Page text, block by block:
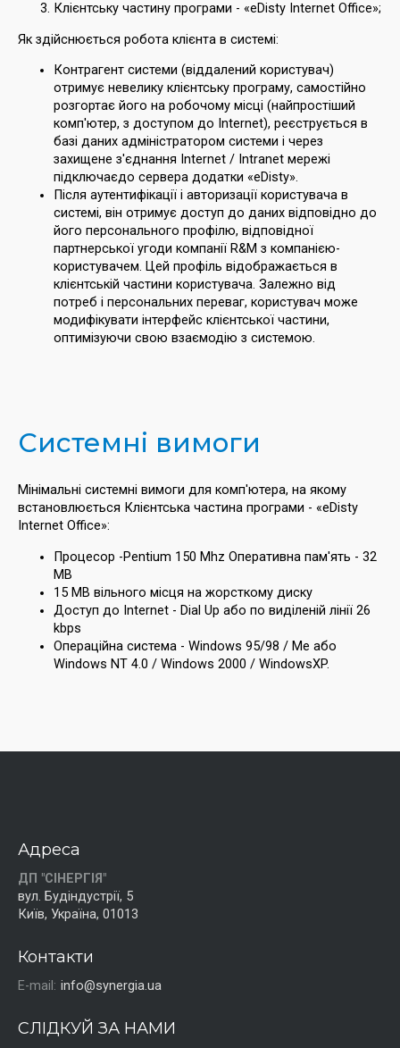
Клієнтську частину програми - «eDisty Internet Office»;
Як здійснюється робота клієнта в системі:
Контрагент системи (віддалений користувач)
отримує невелику клієнтську програму, самостійно
розгортає його на робочому місці (найпростіший
комп'ютер, з доступом до Internet), реєструється в
базі даних адміністратором системи і через
захищене з'єднання Internet / Intranet мережі
підключаєдо сервера додатки «eDisty».
Після аутентифікації і авторизації користувача в
системі, він отримує доступ до даних відповідно до
його персонального профілю, відповідної
партнерської угоди компанії R&M з компанією-
користувачем. Цей профіль відображається в
клієнтській частини користувача. Залежно від
потреб і персональних переваг, користувач може
модифікувати інтерфейс клієнтської частини,
оптимізуючи свою взаємодію з системою.
Системні вимоги
Мінімальні системні вимоги для комп'ютера, на якому
встановлюється Клієнтська частина програми - «eDisty
Internet Office»:
Процесор -Pentium 150 Mhz Оперативна пам'ять - 32
MB
15 MB вільного місця на жорсткому диску
Доступ до Internet - Dial Up або по виділеній лінії 26
kbps
Операційна система - Windows 95/98 / Me або
Windows NT 4.0 / Windows 2000 / WindowsXP.
Адреса
ДП "СІНЕРГІЯ"
вул. Будіндустрії, 5
Київ, Україна, 01013
Контакти
E-mail: info@synergia.ua
СЛІДКУЙ ЗА НАМИ